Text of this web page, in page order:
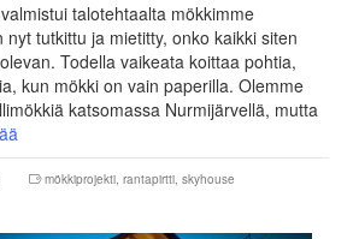
talotehtaalta mökkimme
tutkittu ja mietitty, onko kaikki siten
Todella vaikeata koittaa pohtia,
kun mökki on vain paperilla. Olemme
katsomassa Nurmijärvellä, mutta
mökkiprojekti, rantapirtti, skyhouse